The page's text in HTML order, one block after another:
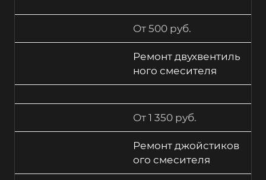
От 500 руб.
Ремонт двухвентиль
ного смесителя
От 1 350 руб.
Ремонт джойстиков
ого смесителя